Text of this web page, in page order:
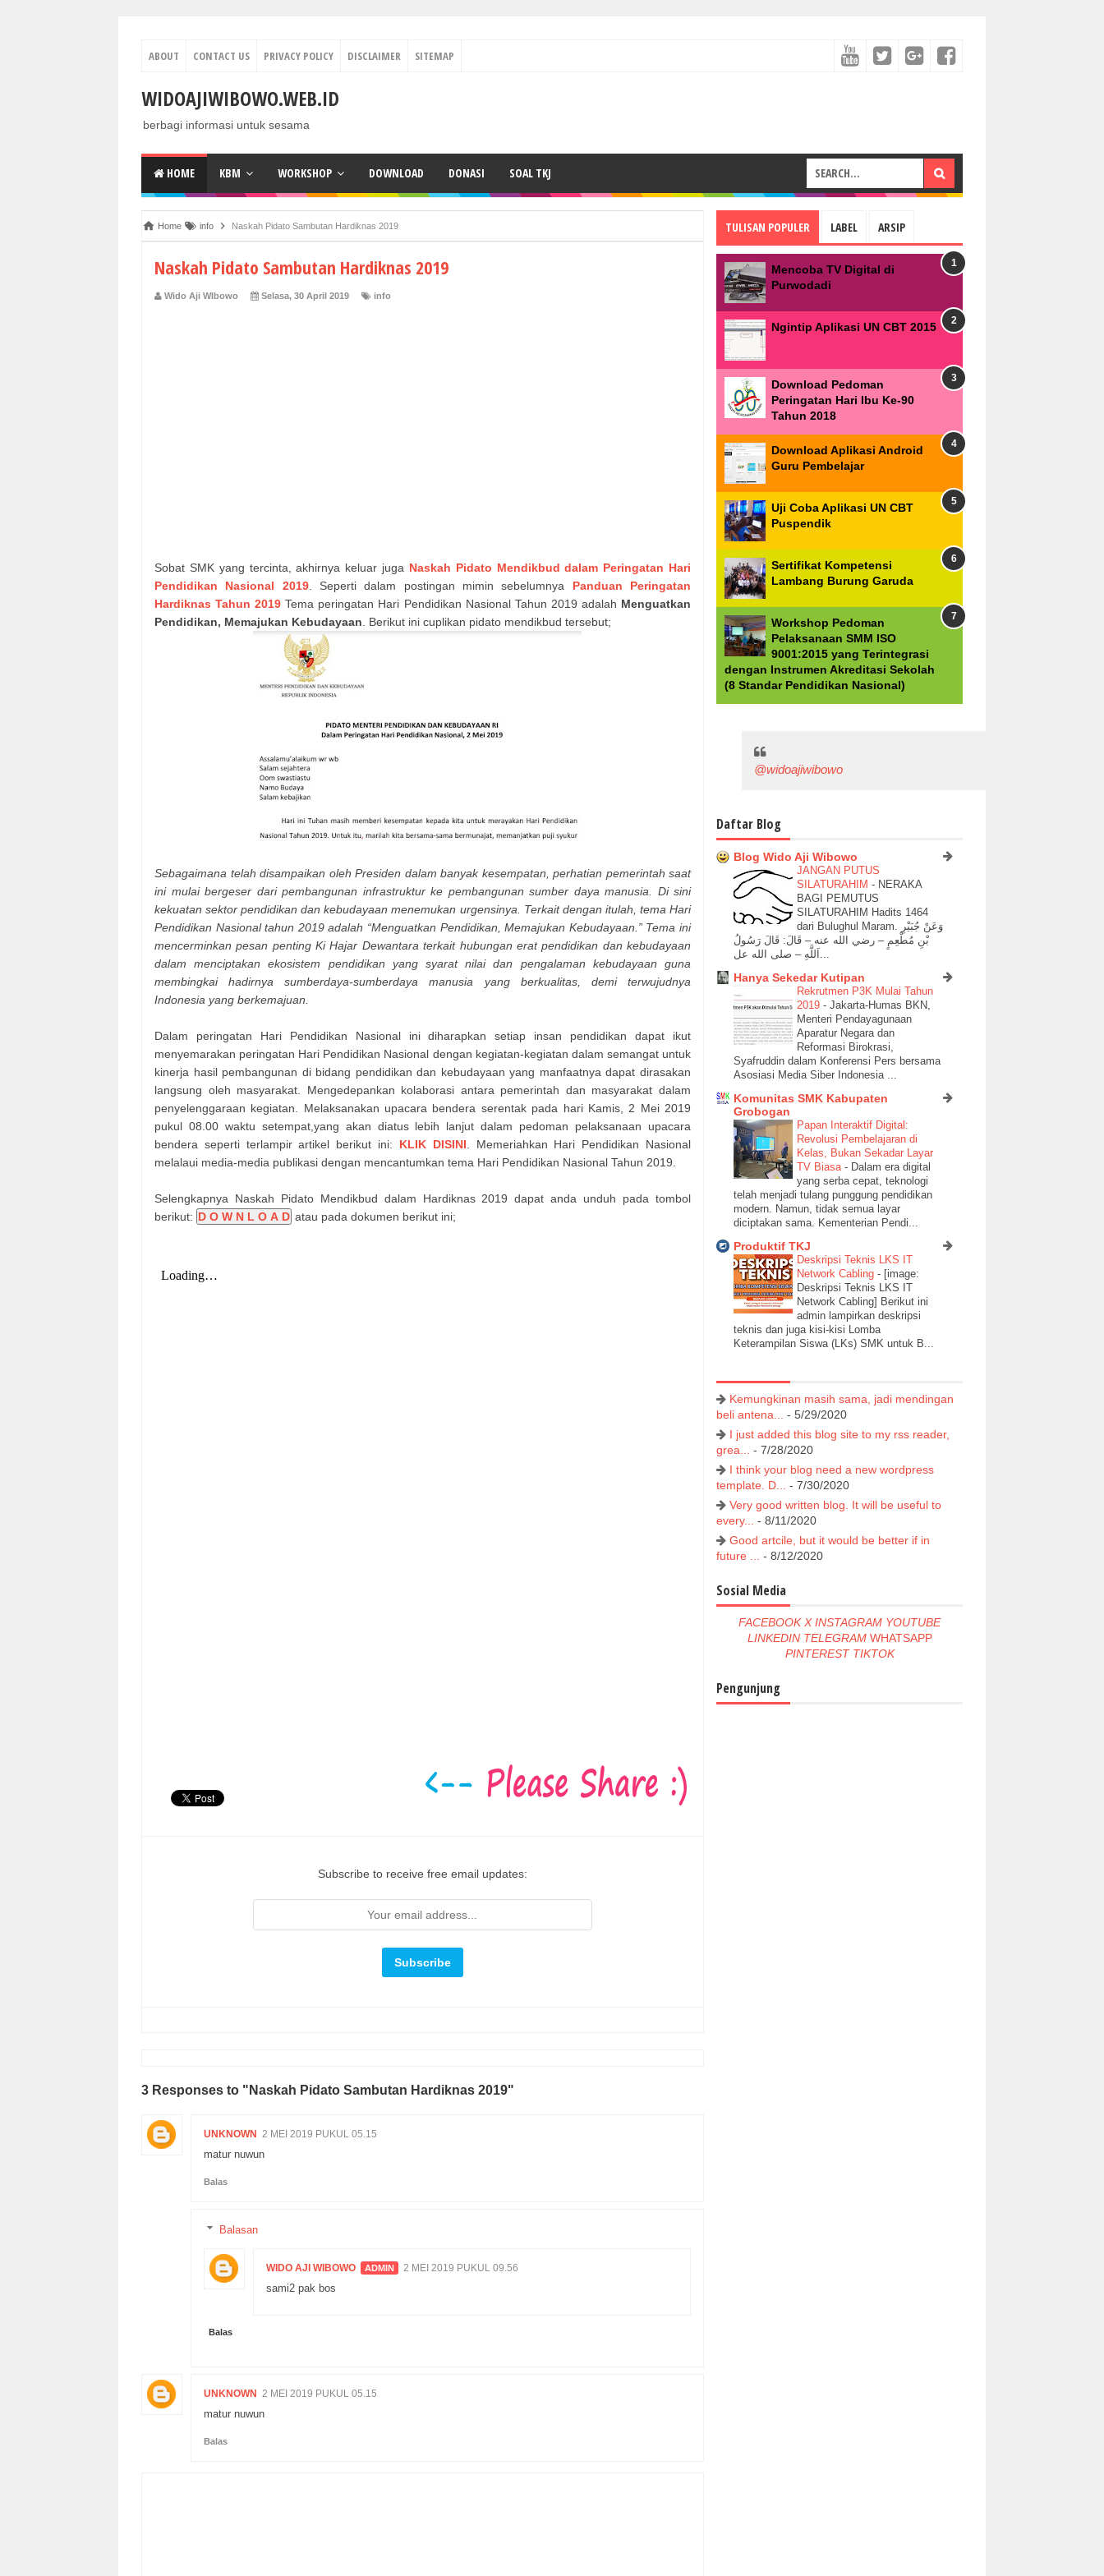
ABOUT CONTACT US PRIVACY POLICY DISCLAIMER SITEMAP
WIDOAJIWIBOWO.WEB.ID
berbagi informasi untuk sesama
HOME KBM WORKSHOP DOWNLOAD DONASI SOAL TKJ
Home info Naskah Pidato Sambutan Hardiknas 2019
Naskah Pidato Sambutan Hardiknas 2019
Wido Aji WIbowo Selasa, 30 April 2019 info
Sobat SMK yang tercinta, akhirnya keluar juga Naskah Pidato Mendikbud dalam Peringatan Hari
Pendidikan Nasional 2019. Seperti dalam postingan mimin sebelumnya Panduan Peringatan
Hardiknas Tahun 2019 Tema peringatan Hari Pendidikan Nasional Tahun 2019 adalah Menguatkan
Pendidikan, Memajukan Kebudayaan . Berikut ini cuplikan pidato mendikbud tersebut;
Sebagaimana telah disampaikan oleh Presiden dalam banyak kesempatan, perhatian pemerintah saat
ini mulai bergeser dari pembangunan infrastruktur ke pembangunan sumber daya manusia. Di sini
kekuatan sektor pendidikan dan kebudayaan menemukan urgensinya. Terkait dengan itulah, tema Hari
Pendidikan Nasional tahun 2019 adalah “Menguatkan Pendidikan, Memajukan Kebudayaan.” Tema ini
mencerminkan pesan penting Ki Hajar Dewantara terkait hubungan erat pendidikan dan kebudayaan
dalam menciptakan ekosistem pendidikan yang syarat nilai dan pengalaman kebudayaan guna
membingkai hadirnya sumberdaya-sumberdaya manusia yang berkualitas, demi terwujudnya
Indonesia yang berkemajuan.
Dalam peringatan Hari Pendidikan Nasional ini diharapkan setiap insan pendidikan dapat ikut
menyemarakan peringatan Hari Pendidikan Nasional dengan kegiatan-kegiatan dalam semangat untuk
kinerja hasil pembangunan di bidang pendidikan dan kebudayaan yang manfaatnya dapat dirasakan
langsung oleh masyarakat. Mengedepankan kolaborasi antara pemerintah dan masyarakat dalam
penyelenggaraan kegiatan. Melaksanakan upacara bendera serentak pada hari Kamis, 2 Mei 2019
pukul 08.00 waktu setempat,yang akan diatus lebih lanjut dalam pedoman pelaksanaan upacara
bendera seperti terlampir artikel berikut ini: KLIK DISINI . Memeriahkan Hari Pendidikan Nasional
melalaui media-media publikasi dengan mencantumkan tema Hari Pendidikan Nasional Tahun 2019.
Selengkapnya Naskah Pidato Mendikbud dalam Hardiknas 2019 dapat anda unduh pada tombol
berikut: D O W N L O A D atau pada dokumen berikut ini;
Subscribe to receive free email updates:
3 Responses to "Naskah Pidato Sambutan Hardiknas 2019"
UNKNOWN 2 MEI 2019 PUKUL 05.15
matur nuwun
Balas
Balasan
WIDO AJI WIBOWO 2 MEI 2019 PUKUL 09.56
sami2 pak bos
Balas
UNKNOWN 2 MEI 2019 PUKUL 05.15
matur nuwun
Balas
TULISAN POPULER LABEL ARSIP
Mencoba TV Digital di
Purwodadi
Ngintip Aplikasi UN CBT 2015
Download Pedoman
Peringatan Hari Ibu Ke-90
Tahun 2018
Download Aplikasi Android
Guru Pembelajar
Uji Coba Aplikasi UN CBT
Puspendik
Sertifikat Kompetensi
Lambang Burung Garuda
Workshop Pedoman
Pelaksanaan SMM ISO
9001:2015 yang Terintegrasi
dengan Instrumen Akreditasi Sekolah
(8 Standar Pendidikan Nasional)
@widoajiwibowo
Daftar Blog
Blog Wido Aji Wibowo
JANGAN PUTUS
SILATURAHIM - NERAKA
BAGI PEMUTUS
SILATURAHIM Hadits 1464
dari Bulughul Maram. وَعَنْ جُبَيْرِ
بْنِ مُطْعِمٍ – رضي الله عنه – قَالَ: قَالَ رَسُولُ
Hanya Sekedar Kutipan
Rekrutmen P3K Mulai Tahun
2019 - Jakarta-Humas BKN,
Menteri Pendayagunaan
Aparatur Negara dan
Reformasi Birokrasi,
Syafruddin dalam Konferensi Pers bersama
Asosiasi Media Siber Indonesia ...
Komunitas SMK Kabupaten
Grobogan
Papan Interaktif Digital:
Revolusi Pembelajaran di
Kelas, Bukan Sekadar Layar
TV Biasa - Dalam era digital
yang serba cepat, teknologi
telah menjadi tulang punggung pendidikan
modern. Namun, tidak semua layar
diciptakan sama. Kementerian Pendi...
Produktif TKJ
Deskripsi Teknis LKS IT
Network Cabling - [image:
Deskripsi Teknis LKS IT
Network Cabling] Berikut ini
admin lampirkan deskripsi
teknis dan juga kisi-kisi Lomba
Keterampilan Siswa (LKs) SMK untuk B...
Kemungkinan masih sama, jadi mendingan
beli antena...
- 5/29/2020
I just added this blog site to my rss reader,
grea...
- 7/28/2020
I think your blog need a new wordpress
template. D...
- 7/30/2020
Very good written blog. It will be useful to
every...
- 8/11/2020
Good artcile, but it would be better if in
future ...
- 8/12/2020
Sosial Media
FACEBOOK X INSTAGRAM YOUTUBE
LINKEDIN TELEGRAM WHATSAPP
PINTEREST TIKTOK
Pengunjung